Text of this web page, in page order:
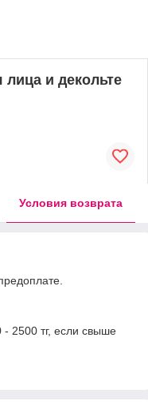
и декольте
Условия возврата
- 2500 тг, если свыше